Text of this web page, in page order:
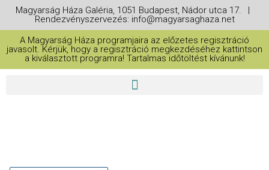
Magyarság Háza Galéria, 1051 Budapest, Nádor utca 17. |
Rendezvényszervezés: info@magyarsaghaza.net
A Magyarság Háza programjaira az előzetes regisztráció
javasolt. Kérjük, hogy a regisztráció megkezdéséhez kattintson
a kiválasztott programra! Tartalmas időtöltést kívánunk!